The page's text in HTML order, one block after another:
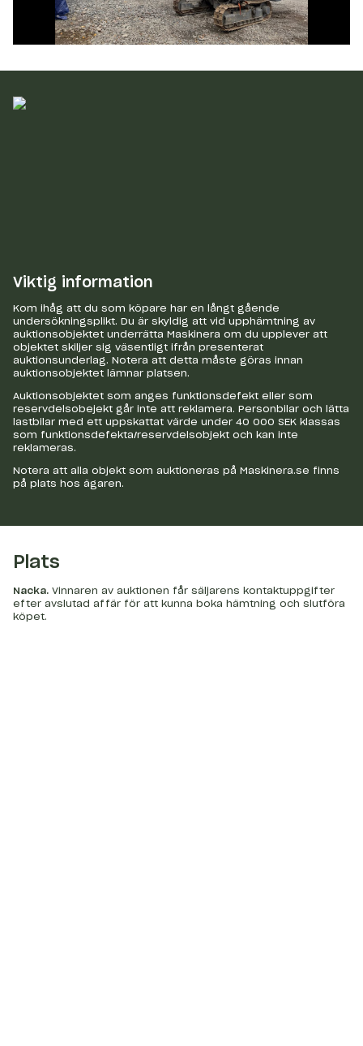
Viktig information
Kom ihåg att du som köpare har en långt gående
undersökningsplikt. Du är skyldig att vid upphämtning av
auktionsobjektet underrätta Maskinera om du upplever att
objektet skiljer sig väsentligt ifrån presenterat
auktionsunderlag. Notera att detta måste göras innan
auktionsobjektet lämnar platsen.
Auktionsobjektet som anges funktionsdefekt eller som
reservdelsobejekt går inte att reklamera. Personbilar och lätta
lastbilar med ett uppskattat värde under 40 000 SEK klassas
som funktionsdefekta/reservdelsobjekt och kan inte
reklameras.
Notera att alla objekt som auktioneras på Maskinera.se finns
på plats hos ägaren.
Plats
Nacka. Vinnaren av auktionen får säljarens kontaktuppgifter
efter avslutad affär för att kunna boka hämtning och slutföra
köpet.